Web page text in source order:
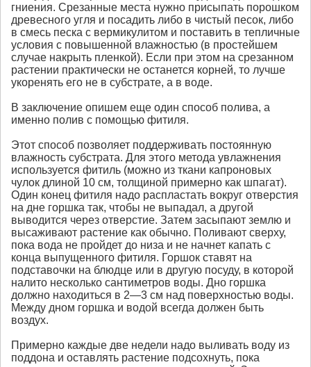
гниения. Срезанные места нужно присыпать порошком
древесного угля и посадить либо в чистый песок, либо
в смесь песка с вермикулитом и поставить в тепличные
условия с повышенной влажностью (в простейшем
случае накрыть пленкой). Если при этом на срезанном
растении практически не останется корней, то лучше
укоренять его не в субстрате, а в воде.
В заключение опишем еще один способ полива, а
именно полив с помощью фитиля.
Этот способ позволяет поддерживать постоянную
влажность субстрата. Для этого метода увлажнения
используется фитиль (можно из ткани капроновых
чулок длиной 10 см, толщиной примерно как шпагат).
Один конец фитиля надо распластать вокруг отверстия
на дне горшка так, чтобы не выпадал, а другой
выводится через отверстие. Затем засыпают землю и
высаживают растение как обычно. Поливают сверху,
пока вода не пройдет до низа и не начнет капать с
конца выпущенного фитиля. Горшок ставят на
подставочки на блюдце или в другую посуду, в которой
налито несколько сантиметров воды. Дно горшка
должно находиться в 2—3 см над поверхностью воды.
Между дном горшка и водой всегда должен быть
воздух.
Примерно каждые две недели надо выливать воду из
поддона и оставлять растение подсохнуть, пока